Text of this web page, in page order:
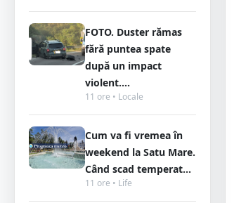
FOTO. Duster rămas
fără puntea spate
după un impact
violent....
11 ore • Locale
Cum va fi vremea în
weekend la Satu Mare.
Când scad temperat...
11 ore • Life